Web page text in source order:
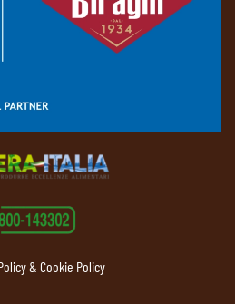
& Cookie Policy